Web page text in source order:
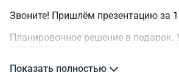
Звоните! Пришлём презентацию за
Планировочное решение в подарок.
обсуждаемы.
>ID объекта - 3949.
Показать полностью